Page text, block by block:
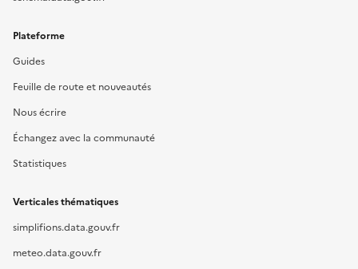
Plateforme
Guides
Feuille de route et nouveautés
Nous écrire
Échangez avec la communauté
Statistiques
Verticales thématiques
simplifions.data.gouv.fr
meteo.data.gouv.fr